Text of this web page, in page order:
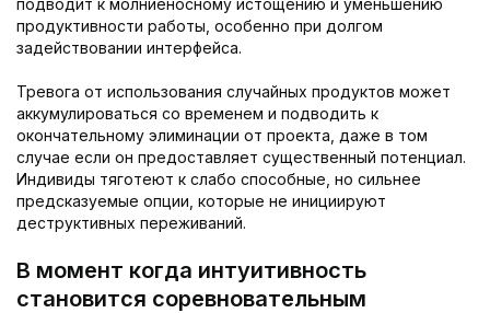
подводит к молниеносному истощению и уменьшению
продуктивности работы, особенно при долгом
задействовании интерфейса.
Тревога от использования случайных продуктов может
аккумулироваться со временем и подводить к
окончательному элиминации от проекта, даже в том
случае если он предоставляет существенный потенциал.
Индивиды тяготеют к слабо способные, но сильнее
предсказуемые опции, которые не инициируют
деструктивных переживаний.
В момент когда интуитивность
становится соревновательным